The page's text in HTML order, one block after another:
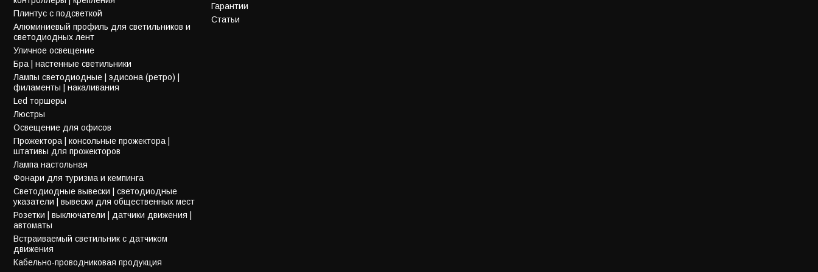
Плинтус с подсветкой
Алюминиевый профиль для светильников и
светодиодных лент
Уличное освещение
Бра | настенные светильники
Лампы светодиодные | эдисона (ретро) |
филаменты | накаливания
Led торшеры
Люстры
Освещение для офисов
Прожектора | консольные прожектора |
штативы для прожекторов
Лампа настольная
Фонари для туризма и кемпинга
Светодиодные вывески | светодиодные
указатели | вывески для общественных мест
Розетки | выключатели | датчики движения |
автоматы
Встраиваемый светильник с датчиком
движения
Кабельно-проводниковая продукция
Гарантии
Статьи